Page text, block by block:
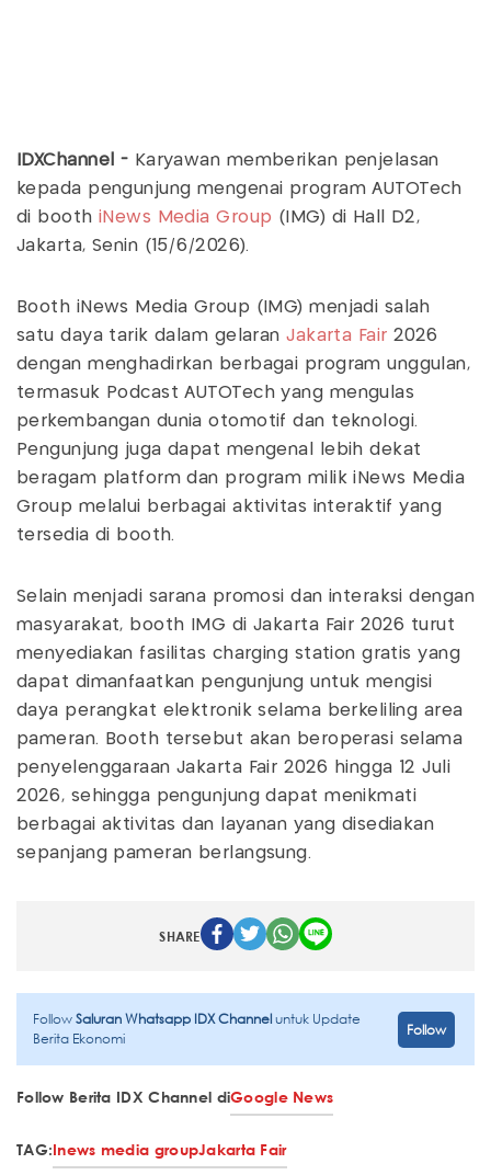
IDXChannel - Karyawan memberikan penjelasan
kepada pengunjung mengenai program AUTOTech
di booth iNews Media Group (IMG) di Hall D2,
Jakarta, Senin (15/6/2026).
Booth iNews Media Group (IMG) menjadi salah
satu daya tarik dalam gelaranJakarta Fair 2026
dengan menghadirkan berbagai program unggulan,
termasuk Podcast AUTOTech yang mengulas
perkembangan dunia otomotif dan teknologi.
Pengunjung juga dapat mengenal lebih dekat
beragam platform dan program milik iNews Media
Group melalui berbagai aktivitas interaktif yang
tersedia di booth.
Selain menjadi sarana promosi dan interaksi dengan
masyarakat, booth IMG di Jakarta Fair 2026 turut
menyediakan fasilitas charging station gratis yang
dapat dimanfaatkan pengunjung untuk mengisi
daya perangkat elektronik selama berkeliling area
pameran. Booth tersebut akan beroperasi selama
penyelenggaraan Jakarta Fair 2026 hingga 12 Juli
2026, sehingga pengunjung dapat menikmati
berbagai aktivitas dan layanan yang disediakan
sepanjang pameran berlangsung.
SHARE
FollowSaluran Whatsapp IDX Channeluntuk Update
Berita Ekonomi
Follow
Follow Berita IDX Channel diGoogle News
TAG:Inews media groupJakarta Fair